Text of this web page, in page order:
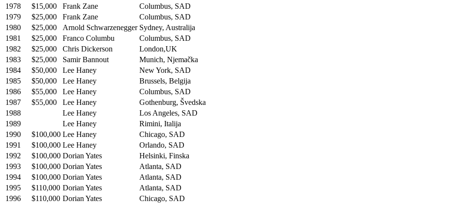
1978
$15,000 Frank Zane
Columbus, SAD
1979
$25,000 Frank Zane
Columbus, SAD
1980
$25,000 Arnold Schwarzenegger Sydney, Australija
1981
$25,000 Franco Columbu
Columbus, SAD
1982
$25,000 Chris Dickerson
London,UK
1983
$25,000 Samir Bannout
Munich, Njemačka
1984
$50,000 Lee Haney
New York, SAD
1985
$50,000 Lee Haney
Brussels, Belgija
1986
$55,000 Lee Haney
Columbus, SAD
1987
$55,000 Lee Haney
Gothenburg, Švedska
1988
Lee Haney
Los Angeles, SAD
1989
Lee Haney
Rimini, Italija
1990
$100,000 Lee Haney
Chicago, SAD
1991
$100,000 Lee Haney
Orlando, SAD
1992
$100,000 Dorian Yates
Helsinki, Finska
1993
$100,000 Dorian Yates
Atlanta, SAD
1994
$100,000 Dorian Yates
Atlanta, SAD
1995
$110,000 Dorian Yates
Atlanta, SAD
1996
$110,000 Dorian Yates
Chicago, SAD